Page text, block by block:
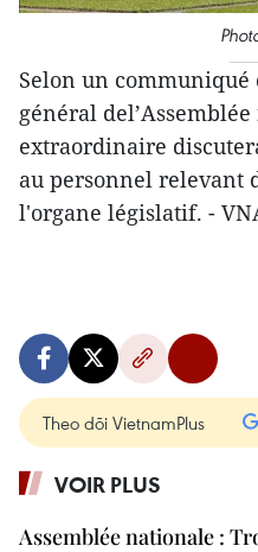
Selon un communiqué
général
extraordinaire
au personnel relevant
l'organe législatif. -
Theo dõi VietnamPlus
VOIR PLUS
Assemblée nationale :